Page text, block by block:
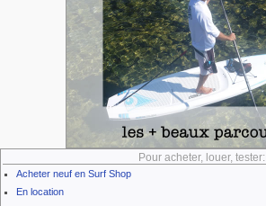
Pour acheter, louer, tester:
Acheter neuf en Surf Shop
En location